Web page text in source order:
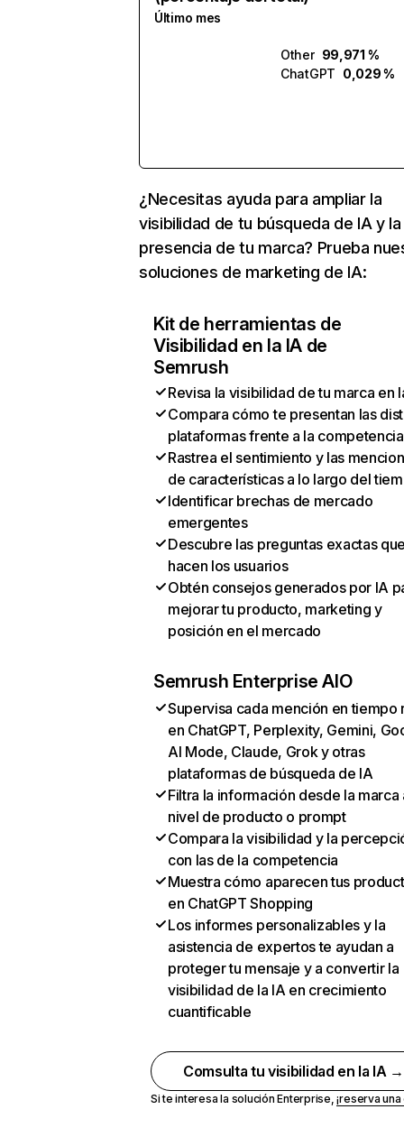
Último mes
Other 99,971 %
ChatGPT 0,029 %
¿Necesitas ayuda para ampliar la
visibilidad de tu búsqueda de IA y la
presencia de tu marca? Prueba
soluciones de marketing de IA:
Kit de herramientas de
Visibilidad en la IA de
Semrush
Revisa la visibilidad de tu marca en
Compara cómo te presentan las
plataformas frente a la competencia
Rastrea el sentimiento y las
de características a lo largo del
Identificar brechas de mercado
emergentes
Descubre las preguntas exactas
hacen los usuarios
Obtén consejos generados por IA
mejorar tu producto, marketing y
posición en el mercado
Semrush Enterprise AIO
Supervisa cada mención en tiempo
en ChatGPT, Perplexity, Gemini,
AI Mode, Claude, Grok y otras
plataformas de búsqueda de IA
Filtra la información desde la marca
nivel de producto o prompt
Compara la visibilidad y la
con las de la competencia
Muestra cómo aparecen tus
en ChatGPT Shopping
Los informes personalizables y la
asistencia de expertos te ayudan a
proteger tu mensaje y a convertir la
visibilidad de la IA en crecimiento
cuantificable
Comsulta tu visibilidad en la IA →
Si te interesa la solución Enterprise,¡reserva